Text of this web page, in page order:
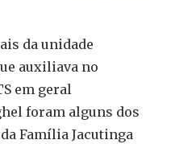
da unidade
auxiliava no
em geral
foram alguns dos
Família Jacutinga